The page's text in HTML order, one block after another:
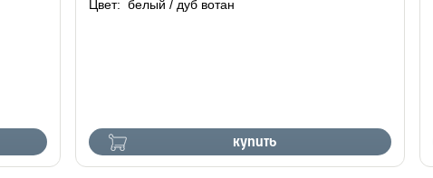
купить
Цвет: белый / дуб вотан